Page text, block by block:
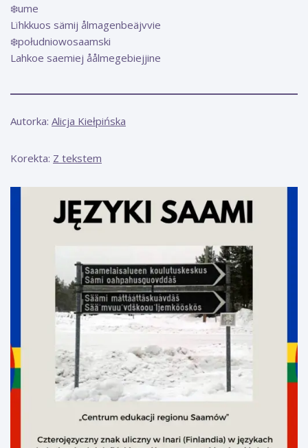
❄️ume
Lïhkkuos sämij ålmagenbeäjvvie
❄️południowosaamski
Lahkoe saemiej åålmegebiejjine
Autorka: Alicja Kiełpińska
Korekta: Z tekstem